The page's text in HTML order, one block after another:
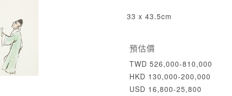
33 x 43.5cm
預估價
TWD 526,000-810,000
HKD 130,000-200,000
USD 16,800-25,800